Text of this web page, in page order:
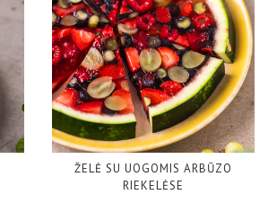
ŽELĖ SU UOGOMIS ARBŪZO
RIEKELĖSE